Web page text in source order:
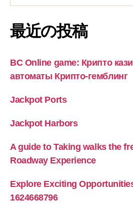
最近の投稿
BC Online game: Крипто
автоматы Крипто-гемблинг
Jackpot Ports
Jackpot Harbors
A guide to Taking walks the
Roadway Experience
Explore Exciting
1624668796